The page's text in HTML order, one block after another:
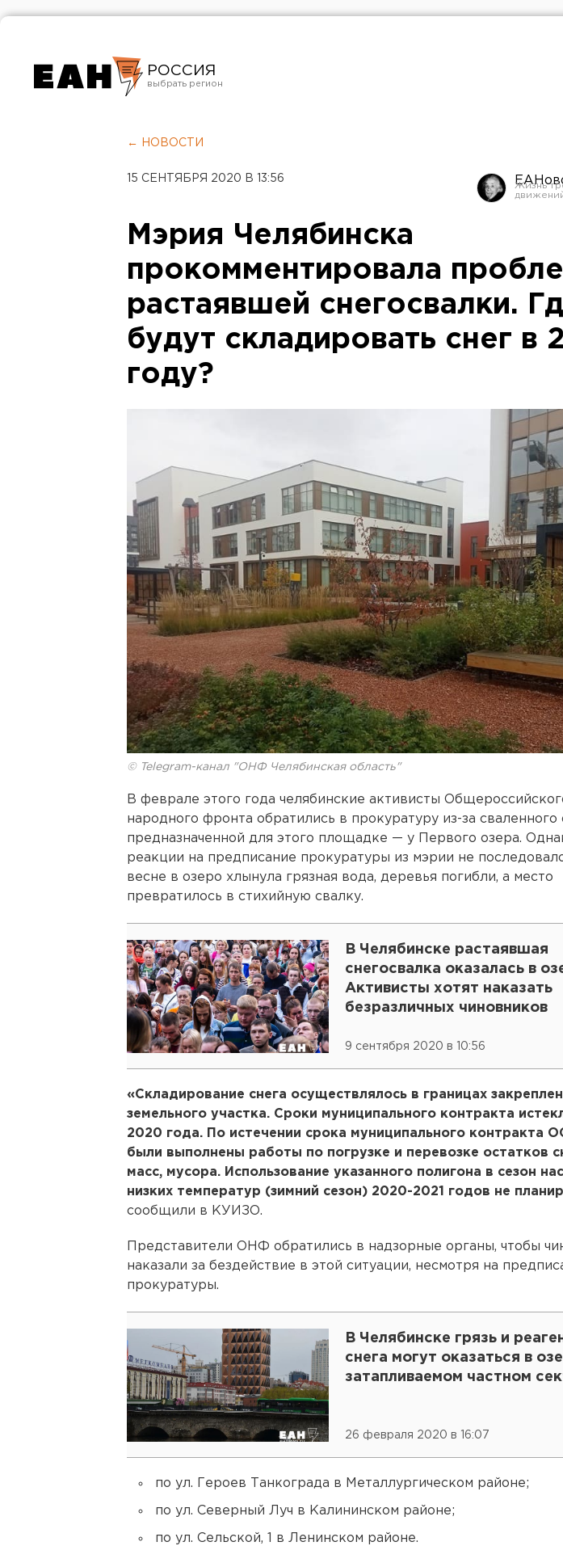
РОССИЯ
Челябинск
← НОВОСТИ
15 СЕНТЯБРЯ 2020 В 13:56
Мэрия Челябинска
прокомментировала
растаявшей снегосвалки.
будут складировать снег в
году?
© Telegram-канал "ОНФ Челябинская область"
В феврале этого года челябинские активисты
народного фронта обратились в прокуратуру из-за сваленного
предназначенной для этого площадке — у Первого озера.
реакции на предписание прокуратуры из мэрии не
весне в озеро хлынула грязная вода, деревья погибли, а место
превратилось в стихийную свалку.
В Челябинске растаявшая
снегосвалка оказалась в
Активисты хотят наказать
безразличных чиновников
9 сентября 2020 в 10:56
«Складирование снега осуществлялось в границах
земельного участка. Сроки муниципального контракта
2020 года. По истечении срока муниципального контракта
были выполнены работы по погрузке и перевозке остатков
масс, мусора. Использование указанного полигона в сезон
низких температур (зимний сезон) 2020-2021 годов не
сообщили в КУИЗО.
Представители ОНФ обратились в надзорные органы, чтобы
наказали за бездействие в этой ситуации, несмотря на
прокуратуры.
В Челябинске грязь и
снега могут оказаться в
затапливаемом частном
26 февраля 2020 в 16:07
по ул. Героев Танкограда в Металлургическом районе;
по ул. Северный Луч в Калининском районе;
по ул. Сельской, 1 в Ленинском районе.